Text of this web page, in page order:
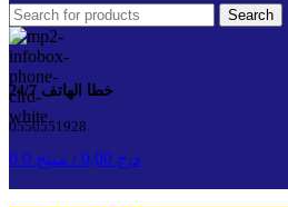
Search
خطا الهاتف 24/7
0550551928
0 0 منتج / د.ج